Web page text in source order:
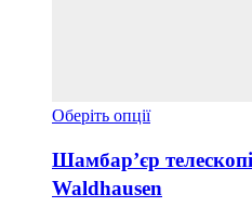
Оберіть опціїЦей
має
кілька
варіантів.
Шамбар’єр
Waldhausen